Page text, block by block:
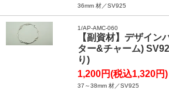
36mm 材／SV925
1/AP-AMC-060
【副資材】デザイン
ター&チャーム)
り)
1,200円(税込1,320円)
37～38mm 材／SV925